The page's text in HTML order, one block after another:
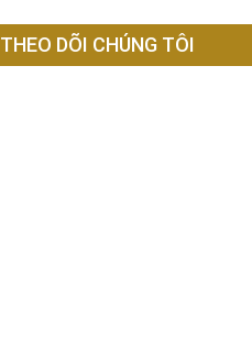
THEO DÕI CHÚNG TÔI